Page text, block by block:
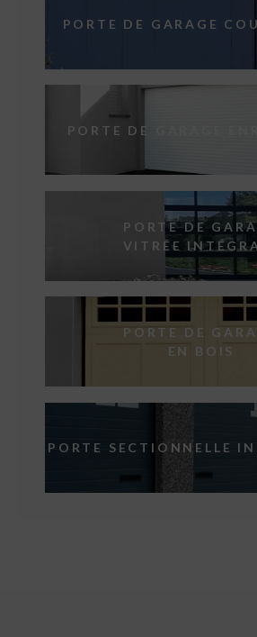
PORTE DE GARAGE
PORTE DE GARAGE
PORTE DE
VITRÉE
PORTE DE
EN BOIS
PORTE SECTIONNELLE